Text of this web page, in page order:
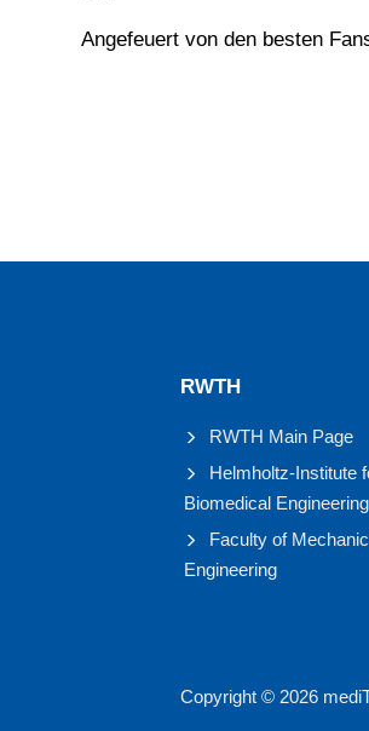
Angefeuert von den besten
RWTH
RWTH Main Page
Helmholtz-Institute
Biomedical Engineering
Faculty of
Engineering
Copyright © 2026